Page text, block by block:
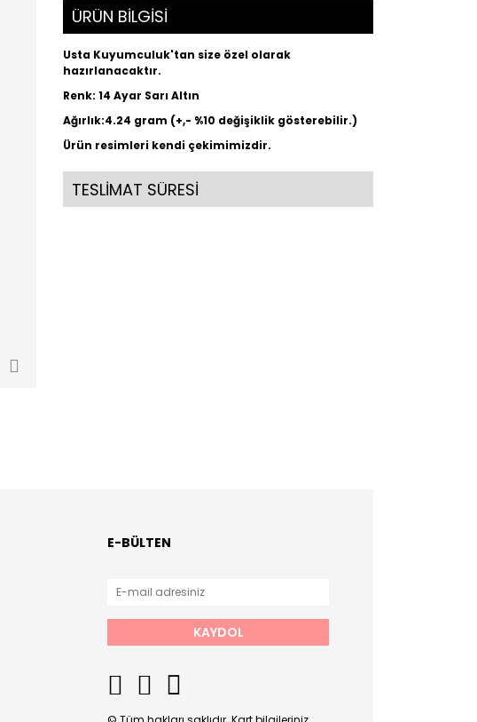
ÜRÜN BİLGİSİ
Usta Kuyumculuk'tan size özel olarak
hazırlanacaktır.
Renk: 14 Ayar Sarı Altın
Ağırlık:4.24 gram (+,- %10 değişiklik gösterebilir.)
Ürün resimleri kendi çekimimizdir.
TESLİMAT SÜRESİ
E-BÜLTEN
KAYDOL